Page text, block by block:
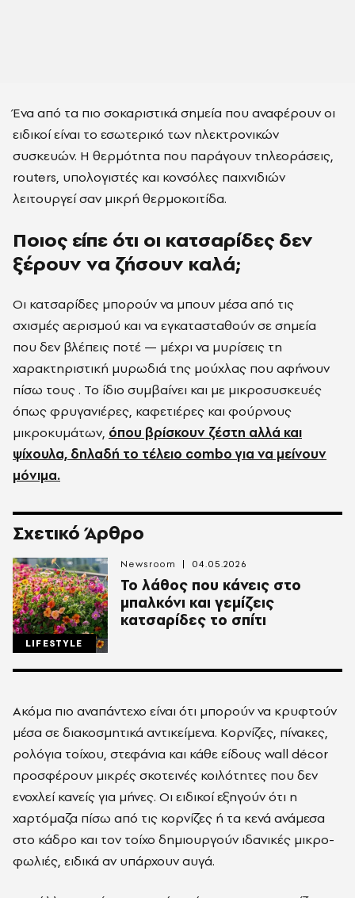
Ένα από τα πιο σοκαριστικά σημεία που αναφέρουν οι
ειδικοί είναι το εσωτερικό των ηλεκτρονικών
συσκευών. Η θερμότητα που παράγουν τηλεοράσεις,
routers, υπολογιστές και κονσόλες παιχνιδιών
λειτουργεί σαν μικρή θερμοκοιτίδα.
Ποιος είπε ότι οι κατσαρίδες δεν
ξέρουν να ζήσουν καλά;
Οι κατσαρίδες μπορούν να μπουν μέσα από τις
σχισμές αερισμού και να εγκατασταθούν σε σημεία
που δεν βλέπεις ποτέ — μέχρι να μυρίσεις τη
χαρακτηριστική μυρωδιά της μούχλας που αφήνουν
πίσω τους . Το ίδιο συμβαίνει και με μικροσυσκευές
όπως φρυγανιέρες, καφετιέρες και φούρνους
μικροκυμάτων, όπου βρίσκουν ζέστη αλλά και
ψίχουλα, δηλαδή το τέλειο combo για να μείνουν
μόνιμα.
Σχετικό Άρθρο
LIFESTYLE
Το λάθος που κάνεις στο
μπαλκόνι και γεμίζεις
κατσαρίδες το σπίτι
Newsroom 04.05.2026
Ακόμα πιο αναπάντεχο είναι ότι μπορούν να κρυφτούν
μέσα σε διακοσμητικά αντικείμενα. Κορνίζες, πίνακες,
ρολόγια τοίχου, στεφάνια και κάθε είδους wall décor
προσφέρουν μικρές σκοτεινές κοιλότητες που δεν
ενοχλεί κανείς για μήνες. Οι ειδικοί εξηγούν ότι η
χαρτόμαζα πίσω από τις κορνίζες ή τα κενά ανάμεσα
στο κάδρο και τον τοίχο δημιουργούν ιδανικές μικρο-
φωλιές, ειδικά αν υπάρχουν αυγά.